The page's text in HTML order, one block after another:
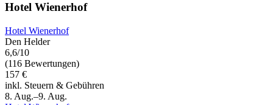
Hotel Wienerhof
Hotel Wienerhof
Den Helder
6,6/10
(116 Bewertungen)
157 €
inkl. Steuern & Gebühren
8. Aug.–9. Aug.